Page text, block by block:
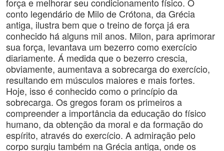
conto legendário de Milo de Crótona, da Grécia
antiga, ilustra bem que o treino de força já era
conhecido há alguns mil anos. Milon, para aprimorar
sua força, levantava um bezerro como exercício
diariamente. Á medida que o bezerro crescia,
obviamente, aumentava a sobrecarga do exercício,
resultando em músculos maiores e mais fortes.
Hoje, isso é conhecido como o princípio da
sobrecarga. Os gregos foram os primeiros a
compreender a importância da educação do físico
humano, da obtenção da moral e da formação do
espírito, através do exercício. A admiração pelo
corpo surgiu também na Grécia antiga, onde os